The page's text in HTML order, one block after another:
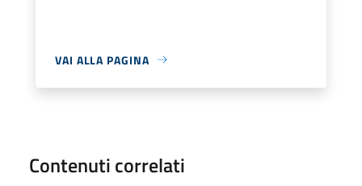
VAI ALLA PAGINA
Contenuti correlati